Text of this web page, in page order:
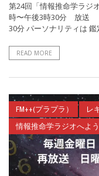
第24回「情報推命学ラジ
時〜午後3時30分 放
30分 パーソナリティは
READ MORE
FM++(プラプラ）
レ
情報推命学ラジオへよ